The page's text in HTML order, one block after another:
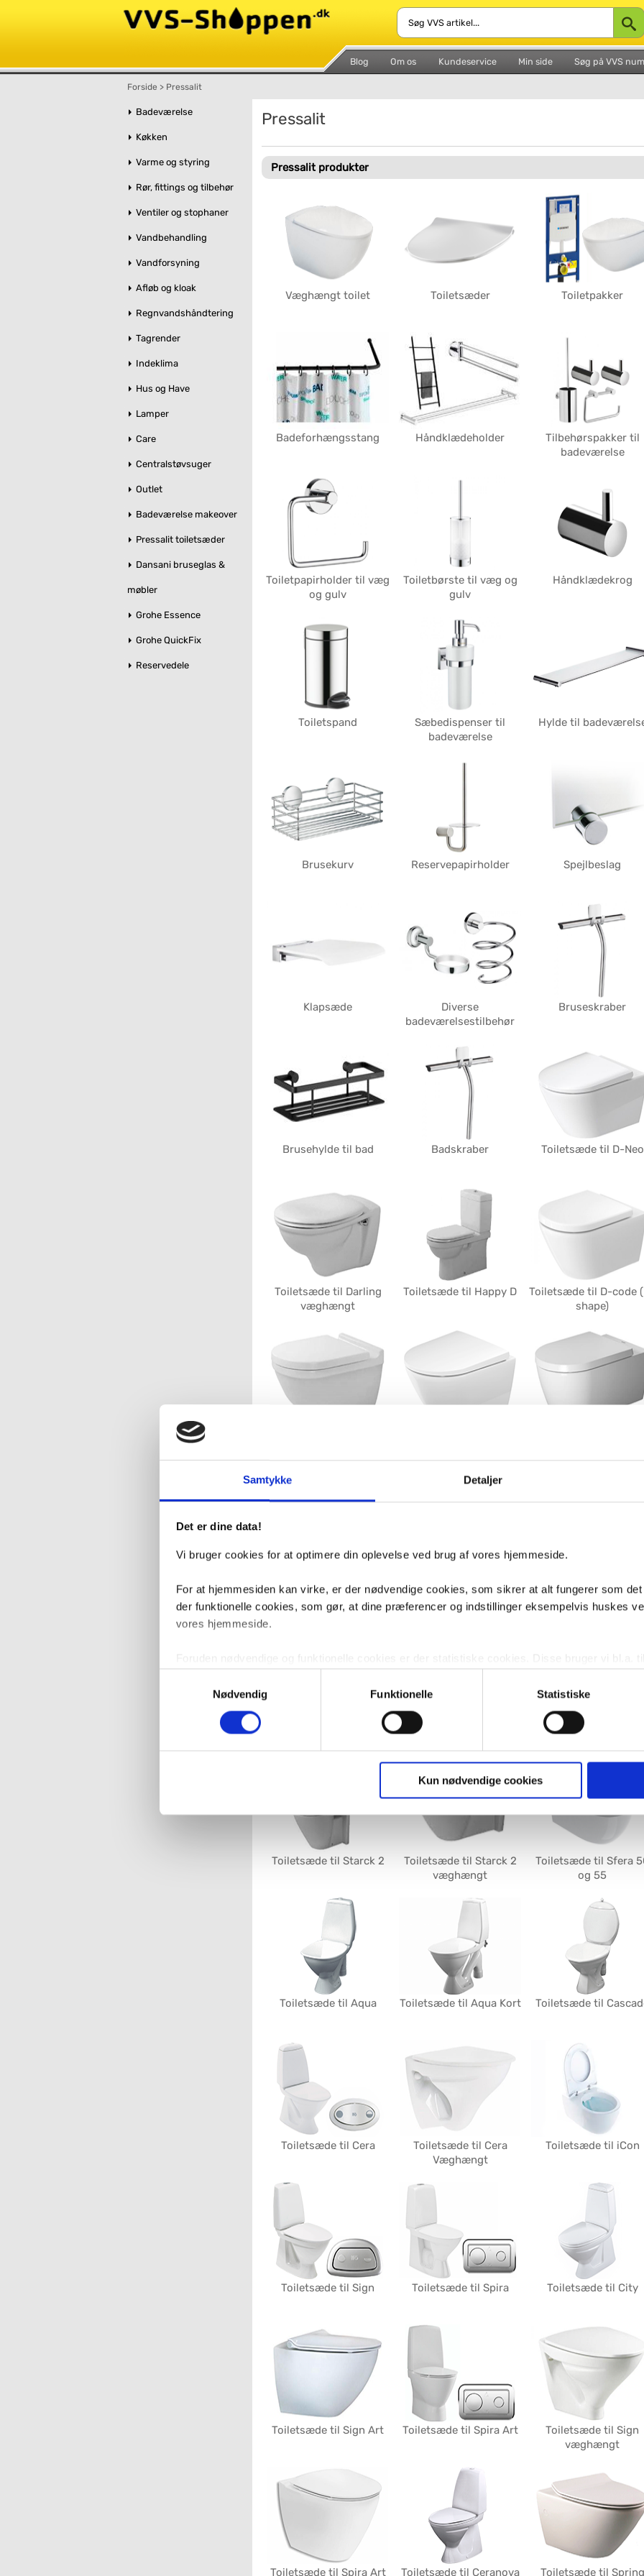
Samtykke Detaljer
Det er dine data!
Vi bruger cookies for at optimere din oplevelse ved brug af vores hjemmeside.
For at hjemmesiden kan virke, er der nødvendige cookies, som sikrer at alt fungerer som
der funktionelle cookies, som gør, at dine præferencer og indstillinger eksempelvis huskes
vores hjemmeside.
med henblik på annonceindhold, som giver mening for den enkelte af vores kunder.
VVS-Shoppen.dk bruger både egne cookies og tredjeparts cookies. Ved at klikke 'Vis
Hvis du accepterer alle cookies, så giver du samtykke til de ovenfor nævnte formål med de
imidlertid også mulighed for at vælge bestemte cookie-typer til og fra nedenfor. Til enhver tid
ændre i dit samtykke, hvis du måtte ønske det.
Du kan se mere om, hvordan vi behandler dine personoplysninger, ved at klikke her.
Nødvendig
Funktionelle Statistiske
Kun nødvendige cookies
Blog Om os Kundeservice Min side Søg på VVS
Forside > Pressalit
Badeværelse
Køkken
Varme og styring
Rør, fittings og tilbehør
Ventiler og stophaner
Vandbehandling
Vandforsyning
Afløb og kloak
Regnvandshåndtering
Tagrender
Indeklima
Hus og Have
Lamper
Care
Centralstøvsuger
Outlet
Badeværelse makeover
Pressalit toiletsæder
Dansani bruseglas &
møbler
Grohe Essence
Grohe QuickFix
Reservedele
Pressalit
Pressalit produkter
Væghængt toilet Toiletsæder Toiletpakker
Badeforhængsstang Håndklædeholder
Tilbehørspakker til
badeværelse
Toiletpapirholder til væg
og gulv
Toiletbørste til væg og
gulv
Håndklædekrog
Toiletspand
Sæbedispenser til
badeværelse
Hylde til
Brusekurv Reservepapirholder Spejlbeslag
Klapsæde
Diverse
badeværelsestilbehør
Bruseskraber
Brusehylde til bad Badskraber Toiletsæde til D-Neo
Toiletsæde til Darling
væghængt
Toiletsæde til Happy D
Toiletsæde til D-code
shape)
Starck Compact
Compact
væghængt
Toiletsæde til Architec
Toiletsæde til
Toiletsæde til Starck 2
Toiletsæde til Starck 2
væghængt
Toiletsæde til Sfera
og 55
Toiletsæde til Aqua Toiletsæde til Aqua Kort Toiletsæde til
Toiletsæde til Cera
Toiletsæde til Cera
Væghængt
Toiletsæde til iCon
Toiletsæde til Sign Toiletsæde til Spira Toiletsæde til City
Toiletsæde til Sign Art Toiletsæde til Spira Art
Toiletsæde til Sign
væghængt
Toiletsæde til Spira Art Toiletsæde til Ceranova Toiletsæde til Spring